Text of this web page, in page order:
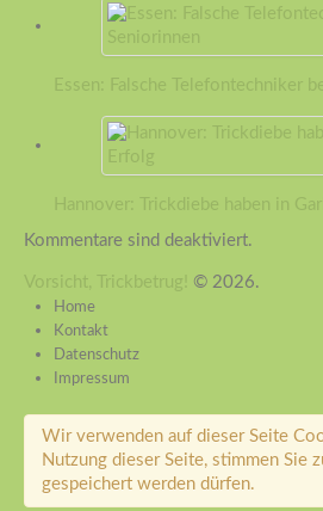
Essen: Falsche Telefontechniker
Hannover: Trickdiebe haben in
Kommentare sind deaktiviert.
Vorsicht, Trickbetrug! © 2026.
Home
Kontakt
Datenschutz
Impressum
Wir verwenden auf dieser Seite
Nutzung dieser Seite, stimmen Sie
gespeichert werden dürfen.